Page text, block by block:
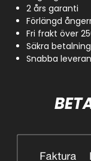
2 års garanti
Förlängd
Fri frakt över
Säkra
Snabba